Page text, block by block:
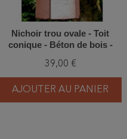
Nichoir trou ovale - Toit
conique - Béton de bois -
39,00 €
AJOUTER AU PANIER